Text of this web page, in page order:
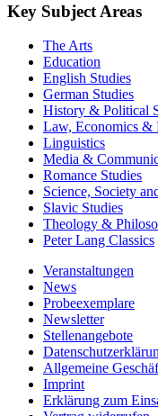
Key Subject Areas
The Arts
Education
English Studies
German Studies
History & Political
Law, Economics &
Linguistics
Media &
Romance Studies
Science, Society
Slavic Studies
Theology &
Peter Lang Classics
Veranstaltungen
News
Probeexemplare
Newsletter
Stellenangebote
Allgemeine
Imprint
Erklärung zum